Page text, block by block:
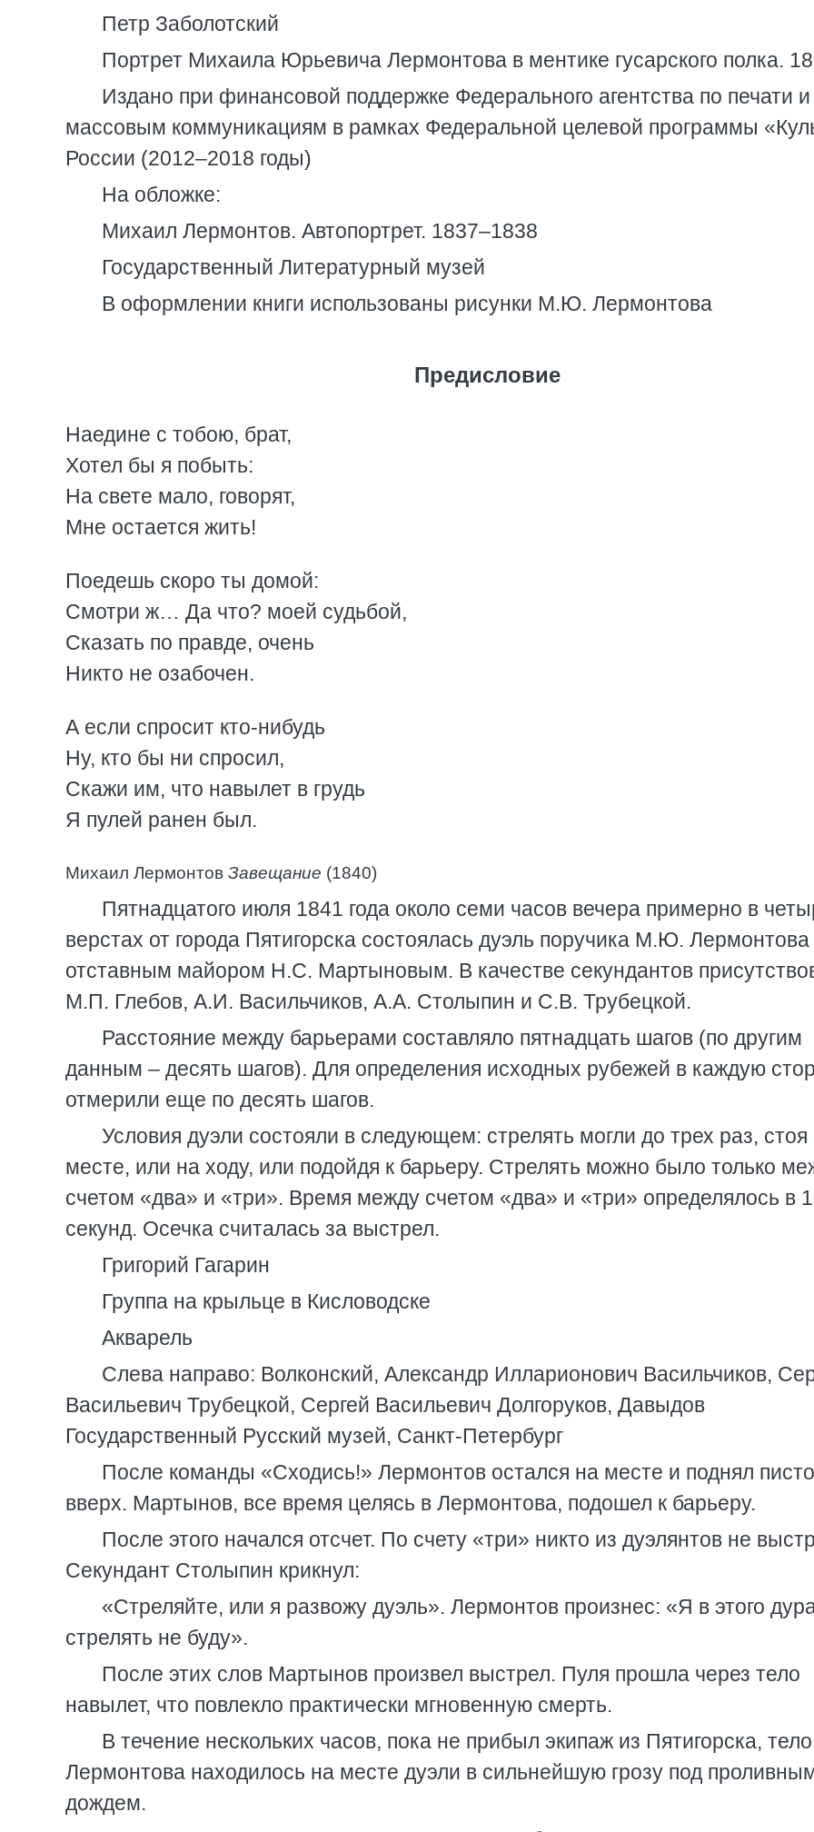
Петр Заболотский
Портрет Михаила Юрьевича Лермонтова в ментике гусарского полка.
Издано при финансовой поддержке Федерального агентства по печати и
массовым коммуникациям в рамках Федеральной целевой программы
России (2012–2018 годы)
На обложке:
Михаил Лермонтов. Автопортрет. 1837–1838
Государственный Литературный музей
В оформлении книги использованы рисунки М.Ю. Лермонтова
Предисловие
Наедине с тобою, брат,
Хотел бы я побыть:
На свете мало, говорят,
Мне остается жить!
Поедешь скоро ты домой:
Смотри ж… Да что? моей судьбой,
Сказать по правде, очень
Никто не озабочен.
А если спросит кто-нибудь
Ну, кто бы ни спросил,
Скажи им, что навылет в грудь
Я пулей ранен был.
Михаил Лермонтов Завещание (1840)
Пятнадцатого июля 1841 года около семи часов вечера примерно в
верстах от города Пятигорска состоялась дуэль поручика М.Ю. Лермонтова
отставным майором Н.С. Мартыновым. В качестве секундантов
М.П. Глебов, А.И. Васильчиков, А.А. Столыпин и С.В. Трубецкой.
Расстояние между барьерами составляло пятнадцать шагов (по другим
данным – десять шагов). Для определения исходных рубежей в каждую
отмерили еще по десять шагов.
Условия дуэли состояли в следующем: стрелять могли до трех раз, стоя
месте, или на ходу, или подойдя к барьеру. Стрелять можно было только
счетом «два» и «три». Время между счетом «два» и «три» определялось в
секунд. Осечка считалась за выстрел.
Григорий Гагарин
Группа на крыльце в Кисловодске
Акварель
Слева направо: Волконский, Александр Илларионович Васильчиков,
Васильевич Трубецкой, Сергей Васильевич Долгоруков, Давыдов
Государственный Русский музей, Санкт-Петербург
После команды «Сходись!» Лермонтов остался на месте и поднял
вверх. Мартынов, все время целясь в Лермонтова, подошел к барьеру.
После этого начался отсчет. По счету «три» никто из дуэлянтов не
Секундант Столыпин крикнул:
«Стреляйте, или я развожу дуэль». Лермонтов произнес: «Я в этого
стрелять не буду».
После этих слов Мартынов произвел выстрел. Пуля прошла через тело
навылет, что повлекло практически мгновенную смерть.
В течение нескольких часов, пока не прибыл экипаж из Пятигорска, тело
Лермонтова находилось на месте дуэли в сильнейшую грозу под
дождем.